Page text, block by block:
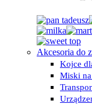
Akcesoria do
Kojce
Miski